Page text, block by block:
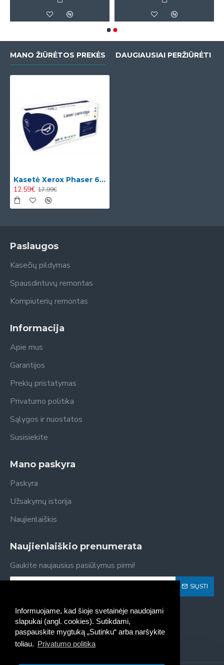
Informuojame, kad šioje svetainėje naudojami
slapukai (angl. cookies). Sutikdami,
paspauskite mygtuką „Sutinku“ arba naršykite
toliau. Privatumo politika
MANO ŽIŪRĖTOS PREKĖS DAUGIAUSIAI PERŽIŪRĖTI
Kasetė Xerox Phaser 6125 M (106R01332)
12.59€ 17.99€
Paslaugos
Kasečių pildymas
Spausdintuvų remontas
Kompiuterių remontas
Informacija
Apie mus
Garantijos
Prekių pristatymas
Privatumo politika
Sąlygos ir nuostatos
Susisiekite
Mano paskyra
Paskyra
Užsakymų istorija
Naujienlaiškis
Naujienlaiškio prenumerata
Gaukite naujausius pasiūlymus pirmi!
SIŲSTI
Susipažinau ir sutinku su Privatumo politika